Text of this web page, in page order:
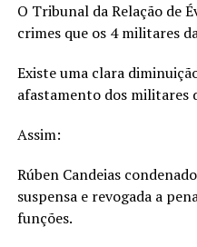
O Tribunal da Relação de
crimes que os 4 militares
Existe uma clara
afastamento dos militares
Assim:
Rúben Candeias
suspensa e revogada a
funções.